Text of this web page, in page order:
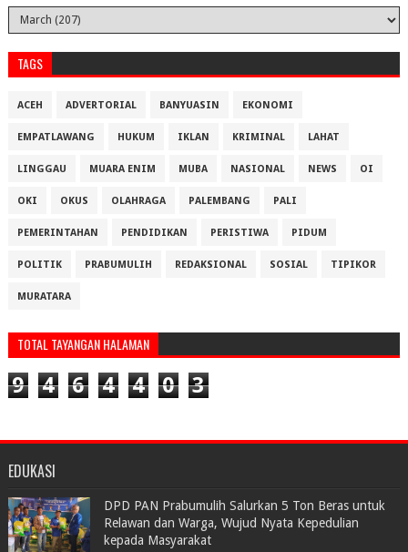
TAGS
ACEH ADVERTORIAL BANYUASIN EKONOMI
EMPATLAWANG HUKUM IKLAN KRIMINAL LAHAT
LINGGAU MUARA ENIM MUBA NASIONAL NEWS OI
OKI OKUS OLAHRAGA PALEMBANG PALI
PEMERINTAHAN PENDIDIKAN PERISTIWA PIDUM
POLITIK PRABUMULIH REDAKSIONAL SOSIAL TIPIKOR
MURATARA
TOTAL TAYANGAN HALAMAN
9 4 6 4 4 0 3
EDUKASI
DPD PAN Prabumulih Salurkan 5 Ton Beras untuk
Relawan dan Warga, Wujud Nyata Kepedulian
kepada Masyarakat